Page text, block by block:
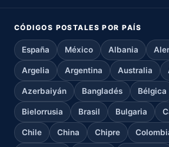
CÓDIGOS POSTALES POR PAÍS
España México Albania
Argelia Argentina Australia
Azerbaiyán Bangladés Bélgica
Bielorrusia Brasil Bulgaria
Chile China Chipre